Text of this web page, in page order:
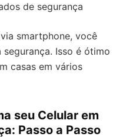
de segurança
via smartphone, você
Isso é ótimo
casas em vários
seu Celular em
Passo a Passo